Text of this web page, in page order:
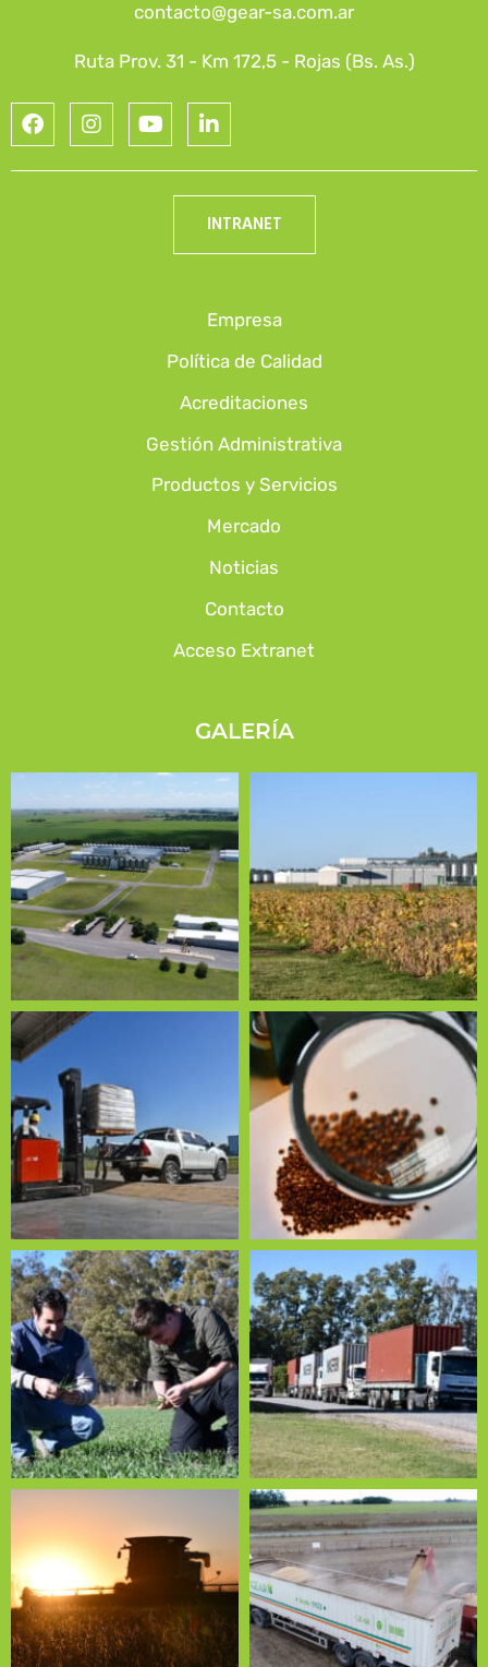
contacto@gear-sa.com.ar
Ruta Prov. 31 - Km 172,5 - Rojas (Bs. As.)
INTRANET
Empresa
Política de Calidad
Acreditaciones
Gestión Administrativa
Productos y Servicios
Mercado
Noticias
Contacto
Acceso Extranet
GALERÍA